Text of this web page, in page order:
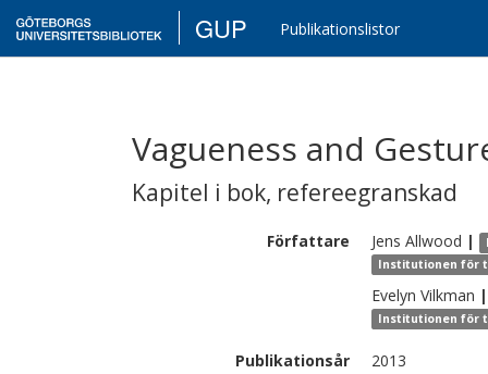
GUP Publikationslistor
Vagueness and
Kapitel i bok, refereegranskad
Författare Jens Allwood |
Institutionen för
Evelyn Vilkman |
Institutionen för
Publikationsår
2013